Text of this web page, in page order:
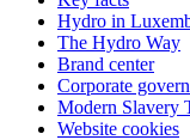
Hydro in
The Hydro Way
Brand center
Corporate
Modern Slavery
Website cookies